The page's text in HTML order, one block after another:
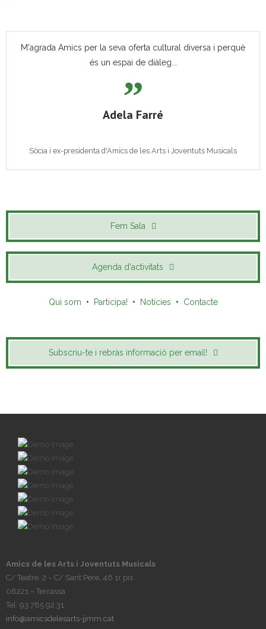
M'agrada Amics per la seva oferta cultural diversa i perquè
és un espai de diàleg...
Adela Farré
Sòcia i ex-presidenta d'Amics de les Arts i Joventuts Musicals
Fem Sala
Agenda d'activitats
Qui som • Participa! • Notícies • Contacte
Subscriu-te i rebràs informació per email!
Amics de les Arts i Joventuts Musicals
C/ Teatre, 2 – C/ Sant Pere, 46 1r pis
08221 – Terrassa
Tel: 93 785 92 31
info@amicsdelesarts-jjmm.cat